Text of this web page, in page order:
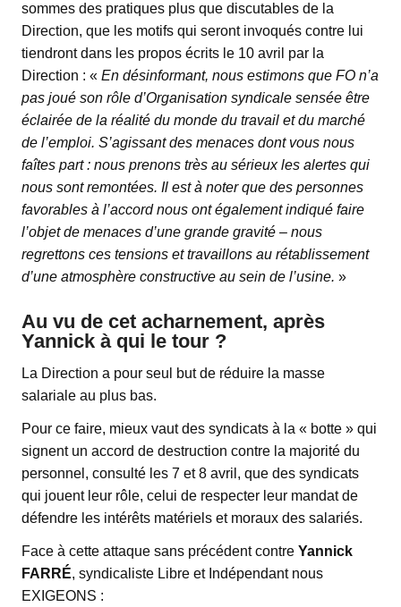
sommes des pratiques plus que discutables de la
Direction, que les motifs qui seront invoqués contre lui
tiendront dans les propos écrits le 10 avril par la
Direction : « En désinformant, nous estimons que FO n’a
pas joué son rôle d’Organisation syndicale sensée être
éclairée de la réalité du monde du travail et du marché
de l’emploi. S’agissant des menaces dont vous nous
faîtes part : nous prenons très au sérieux les alertes qui
nous sont remontées. Il est à noter que des personnes
favorables à l’accord nous ont également indiqué faire
l’objet de menaces d’une grande gravité – nous
regrettons ces tensions et travaillons au rétablissement
d’une atmosphère constructive au sein de l’usine. »
Au vu de cet acharnement, après
Yannick à qui le tour ?
La Direction a pour seul but de réduire la masse
salariale au plus bas.
Pour ce faire, mieux vaut des syndicats à la « botte » qui
signent un accord de destruction contre la majorité du
personnel, consulté les 7 et 8 avril, que des syndicats
qui jouent leur rôle, celui de respecter leur mandat de
défendre les intérêts matériels et moraux des salariés.
Face à cette attaque sans précédent contre Yannick
FARRÉ, syndicaliste Libre et Indépendant nous
EXIGEONS :